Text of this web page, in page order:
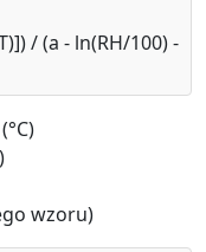
/ (a - ln(RH/100) -
wzoru)